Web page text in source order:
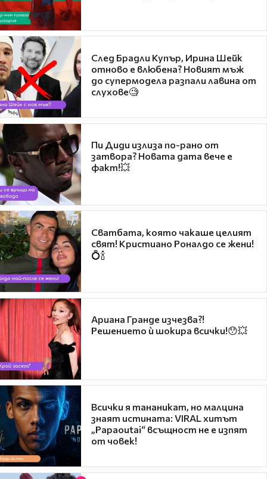
След Брадли Купър, Ирина Шейк
отново е влюбена? Новият мъж
до супермодела разпали лавина от
слухове🧐
Пи Диди излиза по-рано от
затвора? Новата дата вече е
факт!💥
Сватбата, която чакаше целият
свят! Кристиано Роналдо се жени!
💍🍾
Ариана Гранде изчезва?!
Решението ѝ шокира всички!😯💥
Всички я тананикат, но малцина
знаят истината: VIRAL хитът
„Papaoutai“ всъщност не е изпят
от човек!